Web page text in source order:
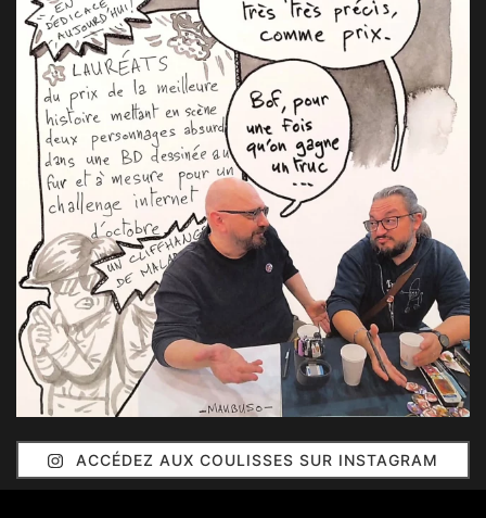
ACCÉDEZ AUX COULISSES SUR INSTAGRAM